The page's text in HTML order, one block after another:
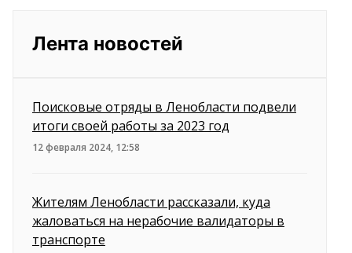
Лента новостей
Поисковые отряды в Ленобласти подвели
итоги своей работы за 2023 год
12 февраля 2024, 12:58
Жителям Ленобласти рассказали, куда
жаловаться на нерабочие валидаторы в
транспорте